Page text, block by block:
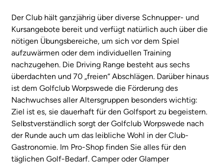
Der Club hält ganzjährig über diverse Schnupper- und
Kursangebote bereit und verfügt natürlich auch über die
nötigen Übungsbereiche, um sich vor dem Spiel
aufzuwärmen oder dem individuellen Training
nachzugehen. Die Driving Range besteht aus sechs
überdachten und 70 „freien“ Abschlägen. Darüber hinaus
ist dem Golfclub Worpswede die Förderung des
Nachwuchses aller Altersgruppen besonders wichtig:
Ziel ist es, sie dauerhaft für den Golfsport zu begeistern.
Selbstverständlich sorgt der Golfclub Worpswede nach
der Runde auch um das leibliche Wohl in der Club-
Gastronomie. Im Pro-Shop finden Sie alles für den
täglichen Golf-Bedarf. Camper oder Glamper